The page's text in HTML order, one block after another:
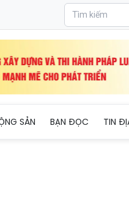
SẢN BẠN ĐỌC TIN